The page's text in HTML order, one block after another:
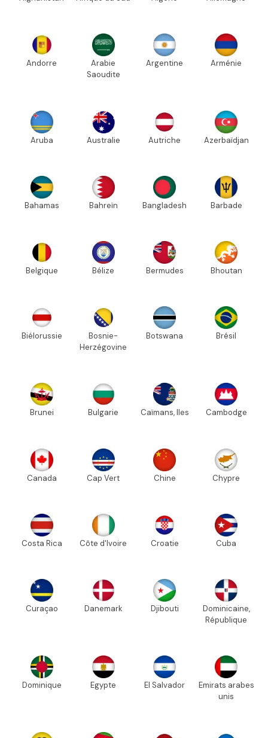
Andorre
Arabie
Saoudite
Argentine Arménie
Aruba Australie Autriche Azerbaïdjan
Bahamas Bahreïn Bangladesh Barbade
Belgique Bélize Bermudes Bhoutan
Biélorussie
Bosnie-
Herzégovine
Botswana Brésil
Brunei Bulgarie Caïmans, Iles Cambodge
Canada Cap Vert Chine Chypre
Costa Rica Côte d'Ivoire Croatie Cuba
Curaçao Danemark Djibouti
Dominicaine,
République
Dominique Egypte El Salvador
Emirats arabes
unis